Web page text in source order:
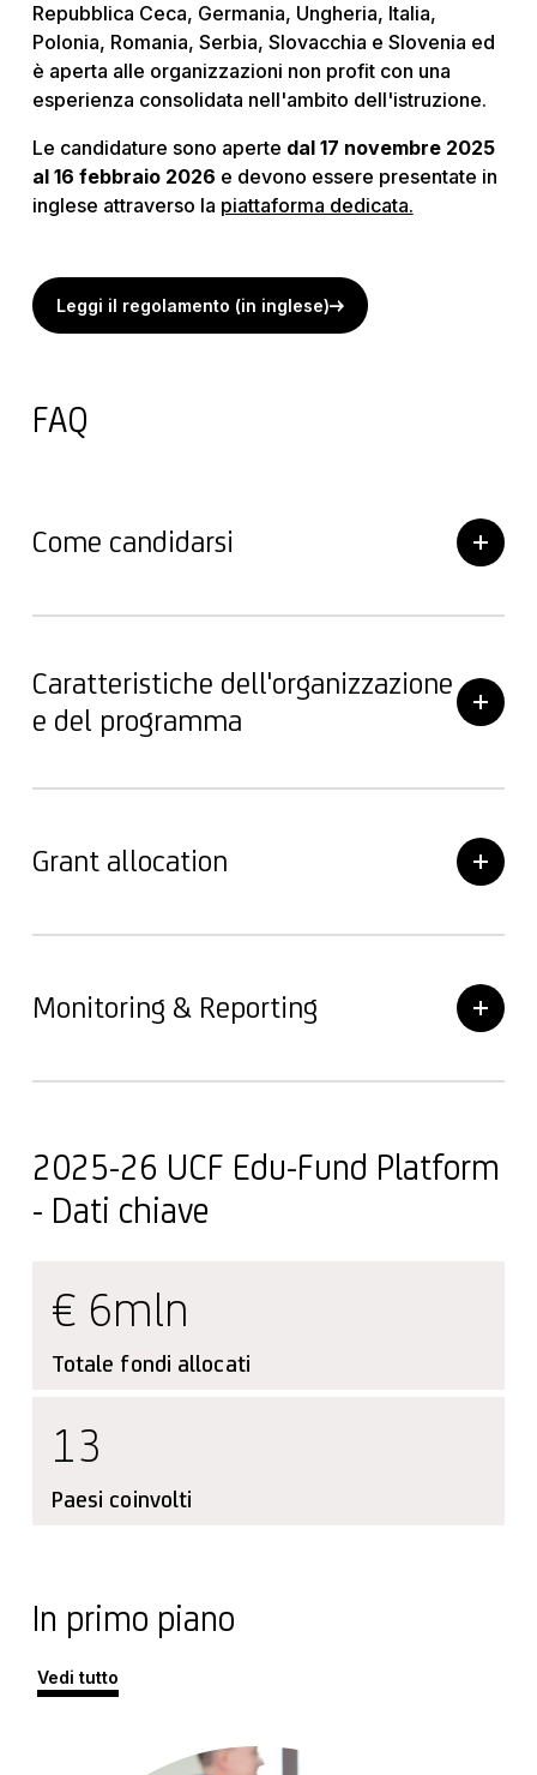
Repubblica Ceca, Germania, Ungheria, Italia,
Polonia, Romania, Serbia, Slovacchia e Slovenia ed
è aperta alle organizzazioni non profit con una
esperienza consolidata nell'ambito dell'istruzione.
Le candidature sono aperte dal 17 novembre 2025
al 16 febbraio 2026 e devono essere presentate in
inglese attraverso la piattaforma dedicata.
Leggi il regolamento (in inglese)
FAQ
Come candidarsi
Caratteristiche dell'organizzazione
e del programma
Grant allocation
Monitoring & Reporting
2025-26 UCF Edu-Fund Platform
- Dati chiave
Totale fondi allocati
€ 6mln
Paesi coinvolti
13
In primo piano
Vedi tutto